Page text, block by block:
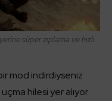
süper zıplama ve hızlı
mod indirdiyseniz
hilesi yer alıyor